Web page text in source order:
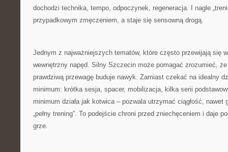
dochodzi technika, tempo, odpoczynek, regeneracja. I nagle
przypadkowym zmęczeniem, a staje się sensowną drogą.
Jednym z najważniejszych tematów, które często przewijają się
wewnętrzny napęd. Silny Szczecin może pomagać zrozumieć,
prawdziwą przewagę buduje nawyk. Zamiast czekać na idealny
minimum: krótka sesja, spacer, mobilizacja, kilka serii
minimum działa jak kotwica – pozwala utrzymać ciągłość, nawet
„pełny trening”. To podejście chroni przed zniechęceniem i daje
grze.